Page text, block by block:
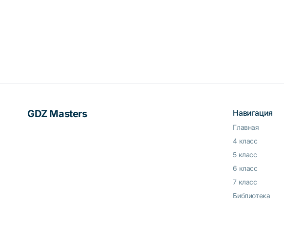
GDZ Masters Навигация
Главная
4 класс
5 класс
6 класс
7 класс
Библиотека